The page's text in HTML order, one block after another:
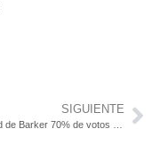
SIGUIENTE